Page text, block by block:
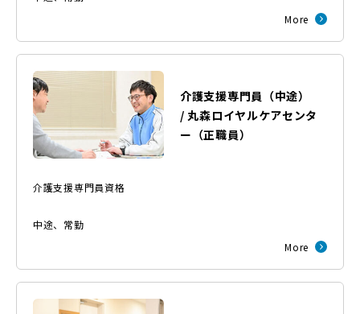
More
介護支援専門員（中途）
/ 丸森ロイヤルケアセンタ
ー （正職員）
介護支援専門員資格
中途、 常勤
More